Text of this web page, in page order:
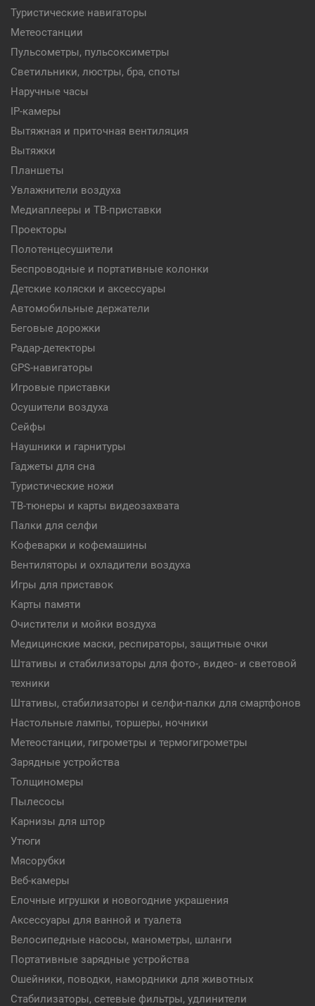
Туристические навигаторы
Метеостанции
Пульсометры, пульсоксиметры
Светильники, люстры, бра, споты
Наручные часы
IP-камеры
Вытяжная и приточная вентиляция
Вытяжки
Планшеты
Увлажнители воздуха
Медиаплееры и ТВ-приставки
Проекторы
Полотенцесушители
Беспроводные и портативные колонки
Детские коляски и аксессуары
Автомобильные держатели
Беговые дорожки
Радар-детекторы
GPS-навигаторы
Игровые приставки
Осушители воздуха
Сейфы
Наушники и гарнитуры
Гаджеты для сна
Туристические ножи
ТВ-тюнеры и карты видеозахвата
Палки для селфи
Кофеварки и кофемашины
Вентиляторы и охладители воздуха
Игры для приставок
Карты памяти
Очистители и мойки воздуха
Медицинские маски, респираторы, защитные очки
Штативы и стабилизаторы для фото-, видео- и световой
техники
Штативы, стабилизаторы и селфи-палки для смартфонов
Настольные лампы, торшеры, ночники
Метеостанции, гигрометры и термогигрометры
Зарядные устройства
Толщиномеры
Пылесосы
Карнизы для штор
Утюги
Мясорубки
Веб-камеры
Елочные игрушки и новогодние украшения
Аксессуары для ванной и туалета
Велосипедные насосы, манометры, шланги
Портативные зарядные устройства
Ошейники, поводки, намордники для животных
Стабилизаторы, сетевые фильтры, удлинители